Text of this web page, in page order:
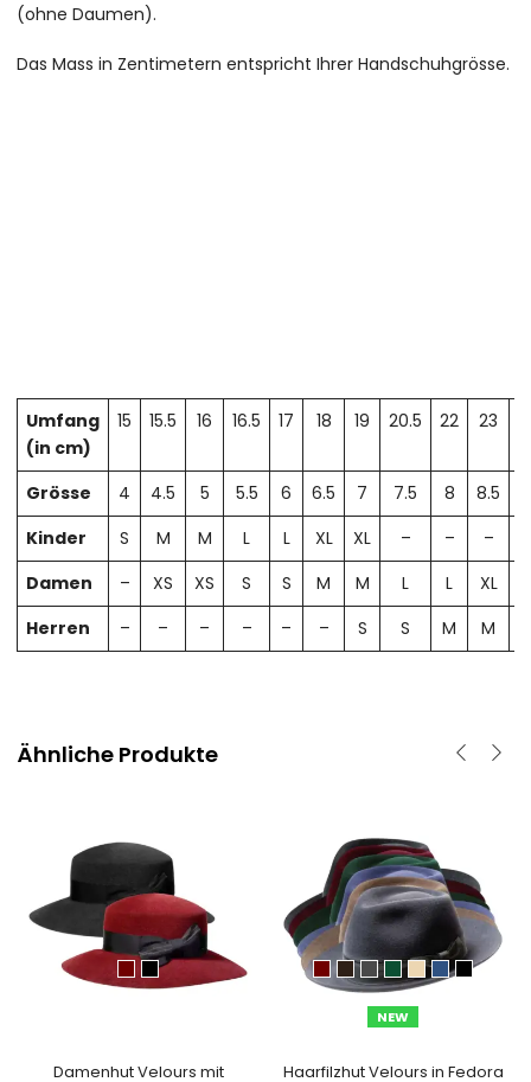
(ohne Daumen).
Das Mass in Zentimetern entspricht Ihrer Handschuhgrösse.
Umfang
(in cm)
15 15.5 16 16.5 17 18 19 20.5 22 23
Grösse 4 4.5 5 5.5 6 6.5 7 7.5 8 8.5
Kinder
S M M L L XL XL – – –
Damen
– XS XS S S M M L L XL
Herren
– – – – – – S S M M
Ähnliche Produkte
Damenhut Velours mit
NEW
Haarfilzhut Velours in Fedora